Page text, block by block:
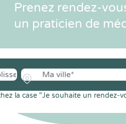
Prenez rendez-
un praticien de
la case "Je souhaite un rendez-